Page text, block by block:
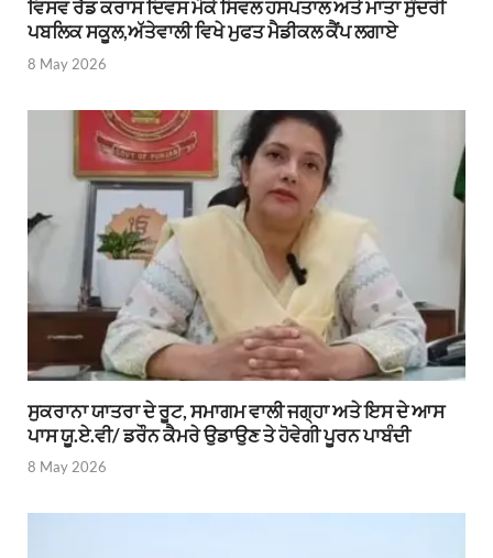
ਵਿਸਵ ਰੈਡ ਕਰਾਸ ਦਿਵਸ ਮੌਕੇ ਸਿਵਲ ਹਸਪਤਾਲ ਅਤੇ ਮਾਤਾ ਸੁੰਦਰੀ
ਪਬਲਿਕ ਸਕੂਲ,ਅੱਤੇਵਾਲੀ ਵਿਖੇ ਮੁਫਤ ਮੈਡੀਕਲ ਕੈਂਪ ਲਗਾਏ
8 May 2026
ਸੁਕਰਾਨਾ ਯਾਤਰਾ ਦੇ ਰੂਟ, ਸਮਾਗਮ ਵਾਲੀ ਜਗ੍ਹਾ ਅਤੇ ਇਸ ਦੇ ਆਸ
ਪਾਸ ਯੂ.ਏ.ਵੀ/ ਡਰੌਨ ਕੈਮਰੇ ਉਡਾਉਣ ਤੇ ਹੋਵੇਗੀ ਪੂਰਨ ਪਾਬੰਦੀ
8 May 2026